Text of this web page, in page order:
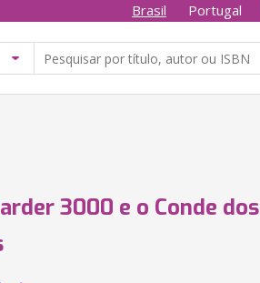
Brasil Portugal
3000 e o Conde dos